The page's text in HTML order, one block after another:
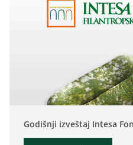
Godišnji izveštaj Intesa